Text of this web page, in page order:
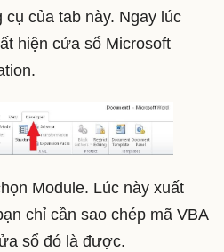
cụ của tab này. Ngay lúc
hiện cửa sổ Microsoft
Module. Lúc này xuất
chỉ cần sao chép mã VBA
sổ đó là được.